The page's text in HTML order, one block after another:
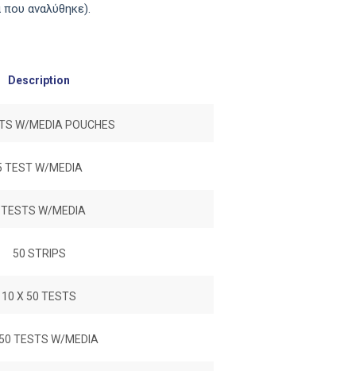
το δείγμα που αναλύθηκε).
Description
W/MEDIA POUCHES
TEST W/MEDIA
W/MEDIA
50 STRIPS
10 X 50 TESTS
TESTS W/MEDIA